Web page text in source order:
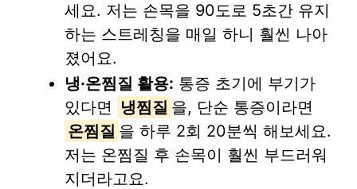
세요. 저는 손목을 90도로 5초간 유지
하는 스트레칭을 매일 하니 훨씬 나아
졌어요.
냉·온찜질 활용: 통증 초기에 부기가
있다면
냉찜질 을, 단순 통증이라면
온찜질 을 하루 2회 20분씩 해보세요.
저는 온찜질 후 손목이 훨씬 부드러워
지더라고요.